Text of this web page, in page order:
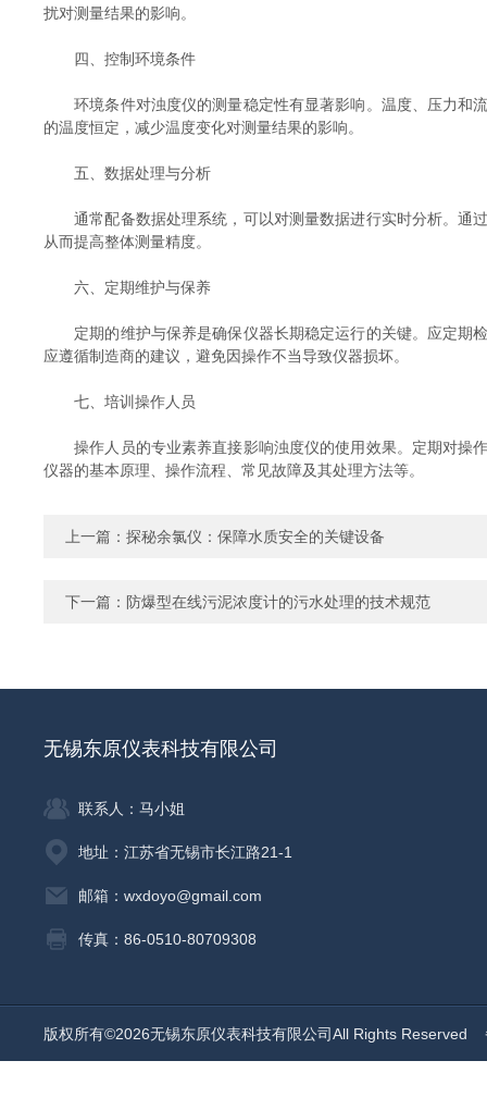
扰对测量结果的影响。
四、控制环境条件
环境条件对浊度仪的测量稳定性有显著影响。温度、压力和流
的温度恒定，减少温度变化对测量结果的影响。
五、数据处理与分析
通常配备数据处理系统，可以对测量数据进行实时分析。通过
从而提高整体测量精度。
六、定期维护与保养
定期的维护与保养是确保仪器长期稳定运行的关键。应定期检
应遵循制造商的建议，避免因操作不当导致仪器损坏。
七、培训操作人员
操作人员的专业素养直接影响浊度仪的使用效果。定期对操作
仪器的基本原理、操作流程、常见故障及其处理方法等。
上一篇： 探秘余氯仪：保障水质安全的关键设备
下一篇： 防爆型在线污泥浓度计的污水处理的技术规范
无锡东原仪表科技有限公司
联系人：马小姐
地址：江苏省无锡市长江路21-1
邮箱：wxdoyo@gmail.com
传真：86-0510-80709308
版权所有©2026无锡东原仪表科技有限公司All Rights Reserved